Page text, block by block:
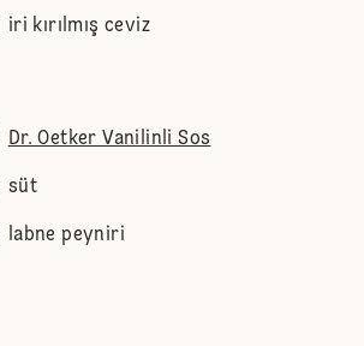
iri kırılmış ceviz
Dr. Oetker Vanilinli Sos
süt
labne peyniri